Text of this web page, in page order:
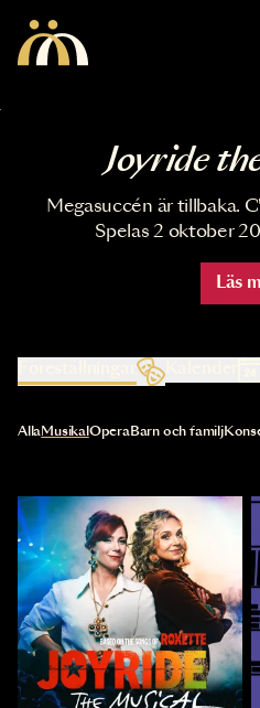
Joyride
Megasuccén är tillbaka.
Spelas 2 oktober
Läs
Kalender
Val av kategori uppdaterar innehållet
AllaMusikal OperaBarn och familj